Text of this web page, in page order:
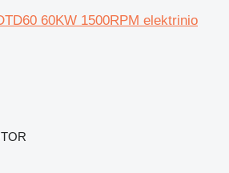
60KW 1500RPM elektrinio